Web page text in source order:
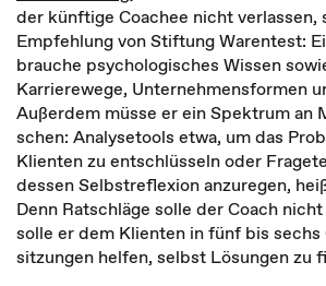
der künftige Coachee nicht verlassen,
Empfehlung von Stiftung Warentest:
brauche psycho­logisches Wissen
Karrierewege, Unter­nehmens­formen
Außerdem müsse er ein Spektrum
schen: Analysetools etwa, um das
Klienten zu entschlüsseln oder
dessen Selbst­reflexion anzu­regen,
Denn Ratschläge solle der Coach
solle er dem Klienten in fünf bis
sitzungen helfen, selbst Lösungen zu